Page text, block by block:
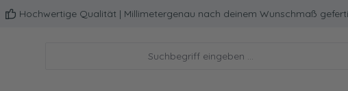
Hochwertige Qualität | Millimetergenau nach deinem Wunschmaß gefertigt